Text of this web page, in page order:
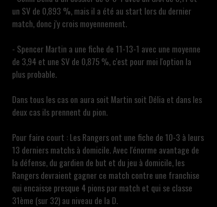
un SV de 0,893 %, mais il a été au start lors du dernier
match, donc j'y crois moyennement.
- Spencer Martin a une fiche de 11-13-1 avec une moyenne
de 3,94 et une SV de 0,875 %, c'est pour moi l'option la
plus probable.
Dans tous les cas on aura soit Martin soit Délia et dans les
deux cas ils prennent du pion.
Pour faire court : Les Rangers ont une fiche de 10-3 à leurs
13 derniers matchs à domicile. Avec l'énorme avantage de
la défense, du gardien de but et du jeu à domicile, les
Rangers devraient gagner ce match contre une franchise
qui encaisse presque 4 pions par match et qui se classe
31ème (sur 32) au niveau de la D.